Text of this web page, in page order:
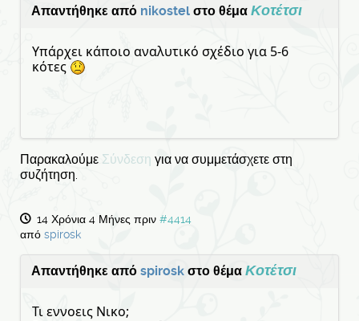
Απαντήθηκε από nikostel στο θέμα Κοτέτσι
Υπάρχει κάποιο αναλυτικό σχέδιο για 5-6
κότες
Παρακαλούμε Σύνδεση για να συμμετάσχετε στη
συζήτηση.
14 Χρόνια 4 Μήνες πριν #4414
από spirosk
Απαντήθηκε από spirosk στο θέμα Κοτέτσι
Τι εννοεις Νικο;